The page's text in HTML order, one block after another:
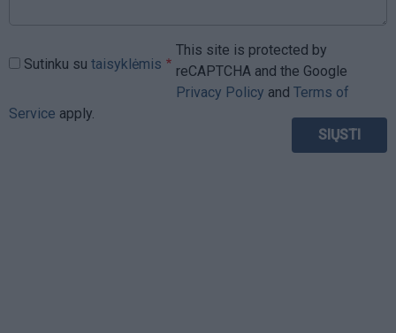
Sutinku su taisyklėmis
This site is protected by
reCAPTCHA and the Google
Privacy Policy and Terms of
Service apply.